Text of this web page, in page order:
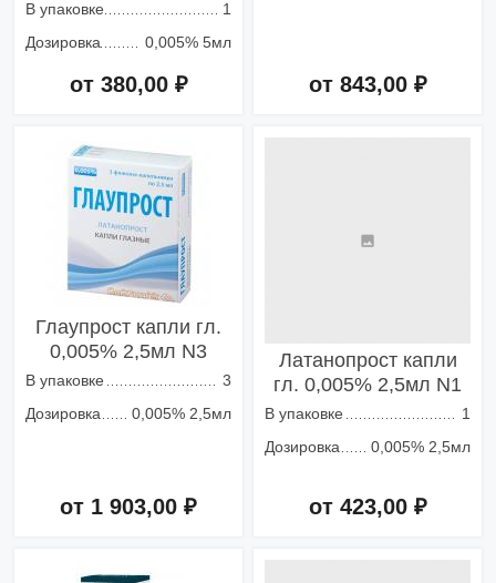
В упаковке
1
Дозировка
0,005% 5мл
от 380,00 ₽ от 843,00 ₽
Глаупрост капли гл.
0,005% 2,5мл N3
В упаковке
3
Дозировка
0,005% 2,5мл
от 1 903,00 ₽
Латанопрост капли
гл. 0,005% 2,5мл N1
В упаковке
1
Дозировка
0,005% 2,5мл
от 423,00 ₽